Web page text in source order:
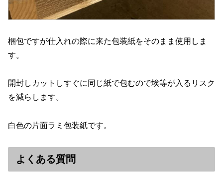
梱包ですが仕入れの際に来た包装紙をそのまま使用しま
す。
開封しカットしすぐに同じ紙で包むので埃等が入るリスク
を減らします。
白色の片面ラミ包装紙です。
よくある質問